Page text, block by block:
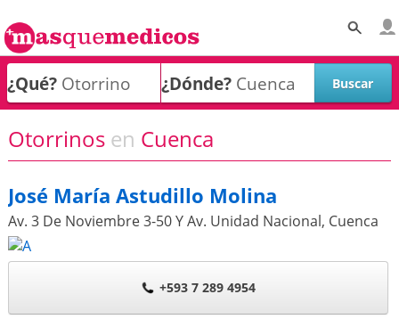
¿Qué? ¿Dónde?
Otorrinos en Cuenca
José María Astudillo Molina
Av. 3 De Noviembre 3-50 Y Av. Unidad Nacional, Cuenca
+593 7 289 4954